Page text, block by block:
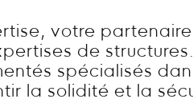
votre
de
spécialisés
la solidité et la